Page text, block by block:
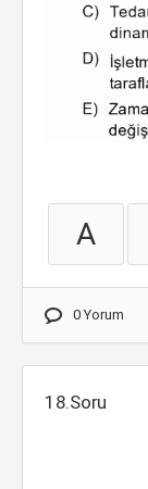
A
0 Yorum
18.Soru